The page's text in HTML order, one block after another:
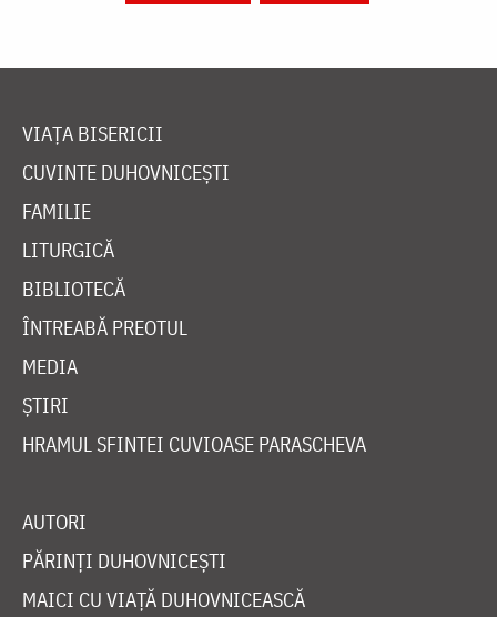
VIAȚA BISERICII
CUVINTE DUHOVNICEȘTI
FAMILIE
LITURGICĂ
BIBLIOTECĂ
ÎNTREABĂ PREOTUL
MEDIA
ȘTIRI
HRAMUL SFINTEI CUVIOASE PARASCHEVA
AUTORI
PĂRINȚI DUHOVNICEȘTI
MAICI CU VIAȚĂ DUHOVNICEASCĂ